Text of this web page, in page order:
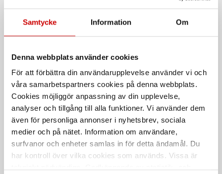
Samtycke Information Om
Denna webbplats använder cookies
För att förbättra din användarupplevelse använder vi och
våra samarbetspartners cookies på denna webbplats.
Cookies möjliggör anpassning av din upplevelse,
analyser och tillgång till alla funktioner. Vi använder dem
även för personliga annonser i nyhetsbrev, sociala
medier och på nätet. Information om användare,
surfvanor och enheter samlas in för detta ändamål. Du
har kontroll över vilka cookies som används. Vissa är
Reducering S2520
320